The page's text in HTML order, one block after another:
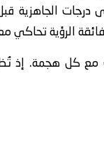
الجاهزية
الرؤية تحاكي
مع كل هجمة. إذ